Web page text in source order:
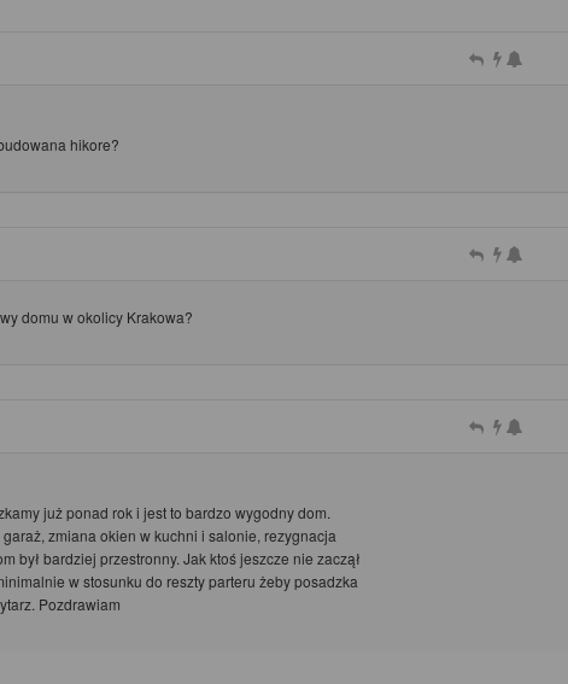
hikore?
domu w okolicy Krakowa?
już ponad rok i jest to bardzo wygodny dom.
zmiana okien w kuchni i salonie, rezygnacja
był bardziej przestronny. Jak ktoś jeszcze nie zaczął
w stosunku do reszty parteru żeby posadzka
Pozdrawiam